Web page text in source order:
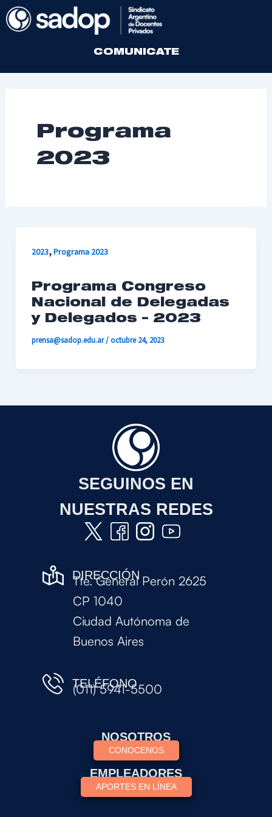
al
COMUNICATE
Programa
2023
2023,Programa 2023
Programa Congreso
Nacional de Delegadas
y Delegados – 2023
prensa@sadop.edu.ar/octubre 24, 2023
SEGUINOS EN
NUESTRAS REDES
DIRECCIÓN
Tte. General Perón 2625
CP 1040
Ciudad Autónoma de
Buenos Aires
TELÉFONO
(011) 5941-5500
NOSOTROS
CONOCENOS
EMPLEADORES
APORTES EN LÍNEA